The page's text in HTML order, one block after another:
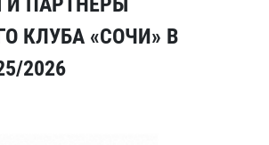
КЛУБА «СОЧИ» В
2026